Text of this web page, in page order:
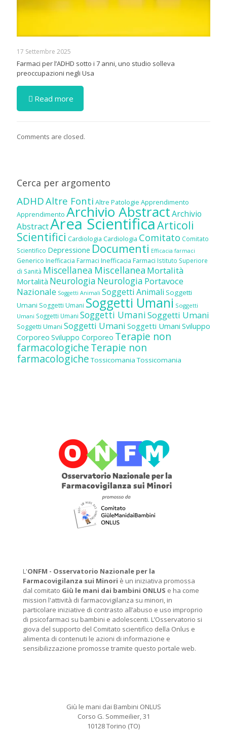
17 Settembre 2025
Farmaci per l’ADHD sotto i 7 anni, uno studio solleva
preoccupazioni negli Usa
Read more
Comments are closed.
Cerca per argomento
ADHDAltre Fonti Altre Patologie Apprendimento
Apprendimento Archivio AbstractArchivio
AbstractArea ScientificaArticoli
Scientifici Cardiologia Cardiologia Comitato Comitato
Scientifico Depressione Documenti Efficacia farmaci
Generico Inefficacia Farmaci Inefficacia Farmaci Istituto Superiore
di Sanità Miscellanea Miscellanea Mortalità
Mortalità Neurologia Neurologia Portavoce
Nazionale Soggetti Animali Soggetti Animali Soggetti
Umani Soggetti Umani Soggetti Umani Soggetti
Umani Soggetti Umani Soggetti UmaniSoggetti Umani
Soggetti Umani Soggetti Umani Soggetti Umani Sviluppo
Corporeo Sviluppo Corporeo Terapie non
farmacologicheTerapie non
farmacologiche Tossicomania Tossicomania
L'ONFM - Osservatorio Nazionale per la
Farmacovigilanza sui Minori è un iniziativa promossa
dal comitato Giù le mani dai bambini ONLUS e ha come
mission l'attività di farmacovigilanza su minori, in
particolare iniziative di contrasto all’abuso e uso improprio
di psicofarmaci su bambini e adolescenti. L’Osservatorio si
giova del supporto del Comitato scientifico della Onlus e
alimenta di contenuti le azioni di informazione e
sensibilizzazione promosse tramite questo portale web.
Giù le mani dai Bambini ONLUS
Corso G. Sommeilier, 31
10128 Torino (TO)